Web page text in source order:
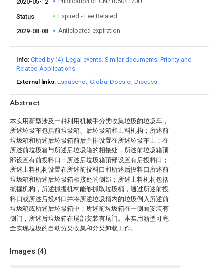
Abstract
本实用新型涉及一种利用机械手分类收集垃圾的垃圾车，
所述垃圾车包括前垃圾箱、后垃圾箱和上料机构；所述前
垃圾箱和所述后垃圾箱前后并排设置在所述垃圾车上；在
所述前垃圾箱与所述后垃圾箱的相接处，所述前垃圾箱顶
部设置有前投料口；所述后垃圾箱顶部设置有后投料口；
所述上料机构设置在所述前投料口和所述后投料口所述前
垃圾箱和所述后垃圾箱相接处的侧部；所述上料机构包括
抓握机构，所述抓握机构能够抓取垃圾桶，通过所述前投
料口或所述后投料口并将所述垃圾桶内的垃圾倒入所述前
垃圾箱或所述后垃圾箱中；所述前垃圾箱在一侧面安装有
侧门，所述后垃圾箱在尾部安装有尾门。本实用新型可完
全实现垃圾的自动分类收集和分类卸载工作。
Images (4)
2020-05-12
Status Expired - Fee Related
2029-08-08 Anticipated expiration
Info Cited by (4) Legal events Similar documents Priority and
Related Applications
External links Espacenet Global Dossier Discuss